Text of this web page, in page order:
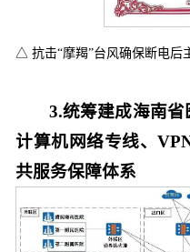
△ 抗击“摩羯”台风确
3.统筹建成海南
计算机网络专线、
共服务保障体系